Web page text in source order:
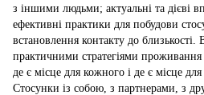
з іншими людьми; актуальні та дієві
ефективні практики для побудови
встановлення контакту до близькості.
практичними стратегіями проживання
де є місце для кожного і де є місце
Стосунки із собою, з партнерами, з